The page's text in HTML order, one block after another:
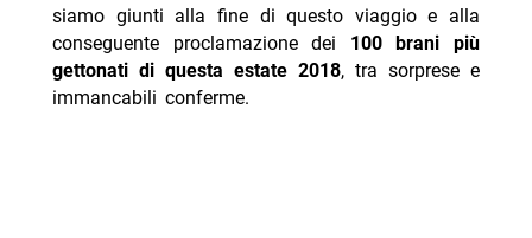
siamo giunti alla fine di questo viaggio e alla
conseguente proclamazione dei 100 brani più
gettonati di questa estate 2018, tra sorprese e
immancabili conferme.